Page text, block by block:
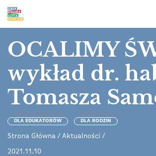
OCALIMY
wykład dr.
Tomasza
DLA EDUKATORÓW DLA RODZIN
Strona Główna / Aktualności /
2021.11.10